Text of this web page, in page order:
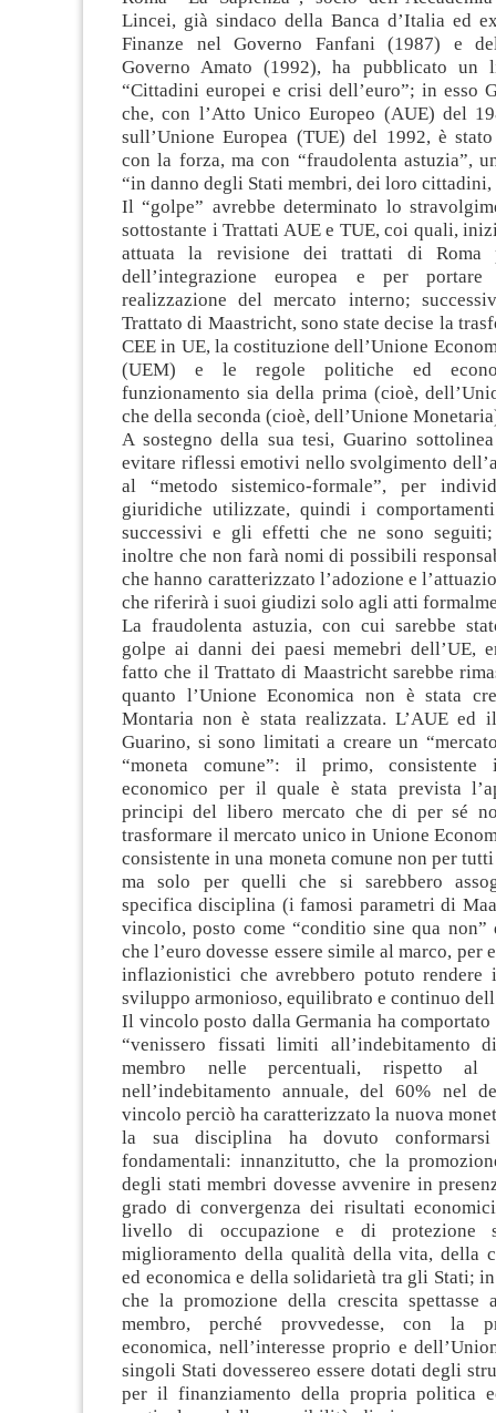
Lincei, già sindaco della Banca d’Italia ed
Finanze nel Governo Fanfani (1987) e
Governo Amato (1992), ha pubblicato un
“Cittadini europei e crisi dell’euro”; in esso
che, con l’Atto Unico Europeo (AUE) del
sull’Unione Europea (TUE) del 1992, è
con la forza, ma con “fraudolenta astuzia”,
“in danno degli Stati membri, dei loro cittadini,
Il “golpe” avrebbe determinato lo
sottostante i Trattati AUE e TUE, coi quali,
attuata la revisione dei trattati di
dell’integrazione europea e per
realizzazione del mercato interno;
Trattato di Maastricht, sono state decise la
CEE in UE, la costituzione dell’Unione
(UEM) e le regole politiche ed
funzionamento sia della prima (cioè,
che della seconda (cioè, dell’Unione
A sostegno della sua tesi, Guarino
evitare riflessi emotivi nello svolgimento
al “metodo sistemico-formale”, per
giuridiche utilizzate, quindi i
successivi e gli effetti che ne sono
inoltre che non farà nomi di possibili
che hanno caratterizzato l’adozione e
che riferirà i suoi giudizi solo agli atti
La fraudolenta astuzia, con cui sarebbe
golpe ai danni dei paesi memebri dell’UE,
fatto che il Trattato di Maastricht sarebbe
quanto l’Unione Economica non è stata
Montaria non è stata realizzata. L’AUE ed
Guarino, si sono limitati a creare un
“moneta comune”: il primo,
economico per il quale è stata prevista
principi del libero mercato che di per sé
trasformare il mercato unico in Unione
consistente in una moneta comune non per
ma solo per quelli che si sarebbero
specifica disciplina (i famosi parametri di
vincolo, posto come “conditio sine qua non”
che l’euro dovesse essere simile al marco, per
inflazionistici che avrebbero potuto rendere
sviluppo armonioso, equilibrato e continuo
Il vincolo posto dalla Germania ha comportato
“venissero fissati limiti all’indebitamento
membro nelle percentuali, rispetto
nell’indebitamento annuale, del 60% nel
vincolo perciò ha caratterizzato la nuova
la sua disciplina ha dovuto
fondamentali: innanzitutto, che la
degli stati membri dovesse avvenire in
grado di convergenza dei risultati
livello di occupazione e di protezione
miglioramento della qualità della vita, della
ed economica e della solidarietà tra gli Stati;
che la promozione della crescita spettasse
membro, perché provvedesse, con la
economica, nell’interesse proprio e
singoli Stati dovessereo essere dotati degli
per il finanziamento della propria politica